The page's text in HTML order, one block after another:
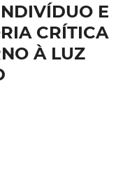
E
CRÍTICA
À LUZ